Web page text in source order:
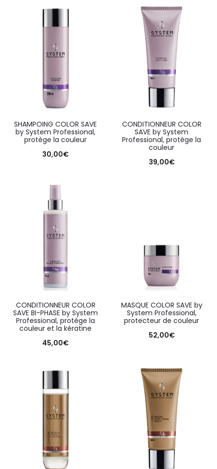
SHAMPOING COLOR SAVE
by System Professional,
protège la couleur
30,00€
CONDITIONNEUR COLOR
SAVE by System
Professional, protège la
couleur
39,00€
CONDITIONNEUR COLOR
SAVE BI-PHASE by System
Professional, protège la
couleur et la kératine
45,00€
MASQUE COLOR SAVE by
System Professional,
protecteur de couleur
52,00€